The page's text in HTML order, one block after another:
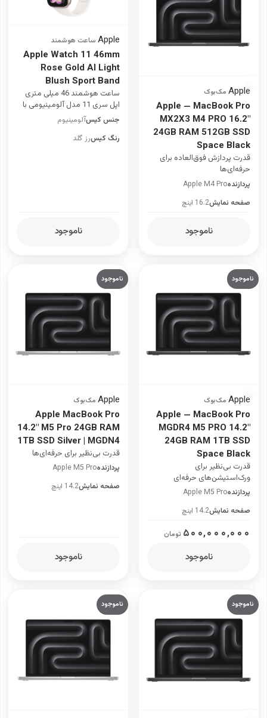
Apple
·ساعت هوشمند
Apple Watch 11 46mm
Rose Gold Al Light
Blush Sport Band
ساعت هوشمند 46 میلی متری
اپل سری 11 مدل آلومینیومی با
بند سیلیکونی
جنس کیسآلومینیوم
رنگ کیسرز گلد
ناموجود
Apple
·مک‌بوک
Apple — MacBook Pro
MX2X3 M4 PRO 16.2"
24GB RAM 512GB SSD
Space Black
قدرت پردازش فوق‌العاده برای
حرفه‌ای‌ها
پردازندهApple M4 Pro
صفحه نمایش16.2 اینچ
ناموجود
ناموجود
Apple
·مک‌بوک
Apple MacBook Pro
14.2" M5 Pro 24GB RAM
1TB SSD Silver | MGDN4
قدرت بی‌نظیر برای حرفه‌ای‌ها
پردازندهApple M5 Pro
صفحه نمایش14.2 اینچ
ناموجود
ناموجود
Apple
·مک‌بوک
Apple — MacBook Pro
MGDR4 M5 PRO 14.2"
24GB RAM 1TB SSD
Space Black
قدرت بی‌نظیر برای
ورک‌استیشن‌های حرفه‌ای
پردازندهApple M5 Pro
صفحه نمایش14.2 اینچ
۵۰۰,۰۰۰,۰۰۰ تومان
ناموجود
ناموجود ناموجود